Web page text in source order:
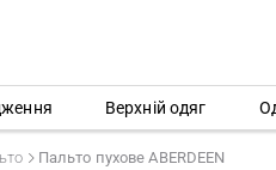
Верхній одяг
Пальто пухове ABERDEEN